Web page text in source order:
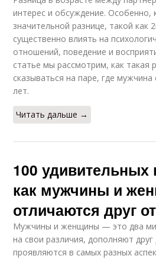
интерес и обсуждение. Особенно,
значительной разнице, такой как
существенно влиять на
отношений, поведение и
статье мы рассмотрим, как такая
сказываться на паре, где
лет.
Читать дальше →
100 удивительных
как мужчины и
отличаются друг
Мужчины и женщины — это два
на свои различия, дополняют друг
проявляются в самых разных